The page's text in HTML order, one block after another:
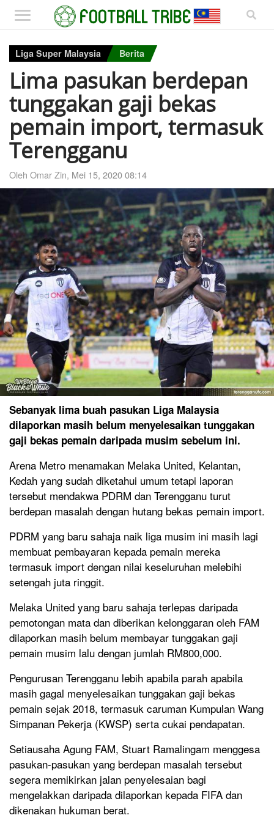
Liga Super Malaysia Berita
Lima pasukan berdepan
tunggakan gaji bekas
pemain import, termasuk
Terengganu
Oleh Omar Zin, Mei 15, 2020 08:14
Sebanyak lima buah pasukan Liga Malaysia
dilaporkan masih belum menyelesaikan tunggakan
gaji bekas pemain daripada musim sebelum ini.
Arena Metro menamakan Melaka United, Kelantan,
Kedah yang sudah diketahui umum tetapi laporan
tersebut mendakwa PDRM dan Terengganu turut
berdepan masalah dengan hutang bekas pemain import.
PDRM yang baru sahaja naik liga musim ini masih lagi
membuat pembayaran kepada pemain mereka
termasuk import dengan nilai keseluruhan melebihi
setengah juta ringgit.
Melaka United yang baru sahaja terlepas daripada
pemotongan mata dan diberikan kelonggaran oleh FAM
dilaporkan masih belum membayar tunggakan gaji
pemain musim lalu dengan jumlah RM800,000.
Pengurusan Terengganu lebih apabila parah apabila
masih gagal menyelesaikan tunggakan gaji bekas
pemain sejak 2018, termasuk caruman Kumpulan Wang
Simpanan Pekerja (KWSP) serta cukai pendapatan.
Setiausaha Agung FAM, Stuart Ramalingam menggesa
pasukan-pasukan yang berdepan masalah tersebut
segera memikirkan jalan penyelesaian bagi
mengelakkan daripada dilaporkan kepada FIFA dan
dikenakan hukuman berat.